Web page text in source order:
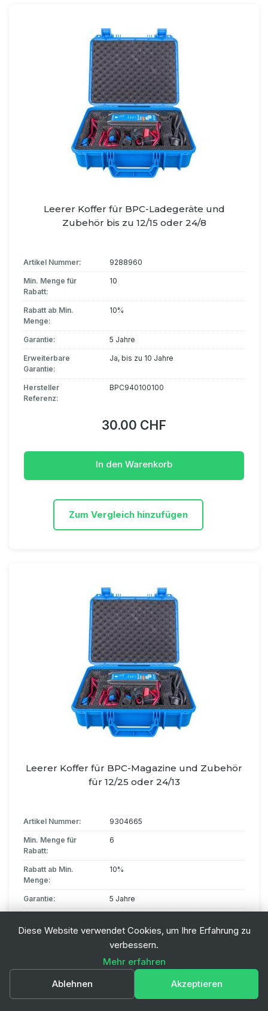
Leerer Koffer für BPC-Ladegeräte und
Zubehör bis zu 12/15 oder 24/8
Artikel Nummer: 9288960
Min. Menge für
Rabatt:
10
Rabatt ab Min.
Menge:
10%
Garantie: 5 Jahre
Erweiterbare
Garantie:
Ja, bis zu 10 Jahre
Hersteller
Referenz:
BPC940100100
30.00 CHF
In den Warenkorb
Zum Vergleich hinzufügen
Leerer Koffer für BPC-Magazine und Zubehör
für 12/25 oder 24/13
Artikel Nummer: 9304665
Min. Menge für
Rabatt:
6
Rabatt ab Min.
Menge:
10%
Garantie: 5 Jahre
Garantie:
BPC940100200
Diese Website verwendet Cookies, um Ihre Erfahrung zu
verbessern.
Mehr erfahren
Ablehnen
Akzeptieren